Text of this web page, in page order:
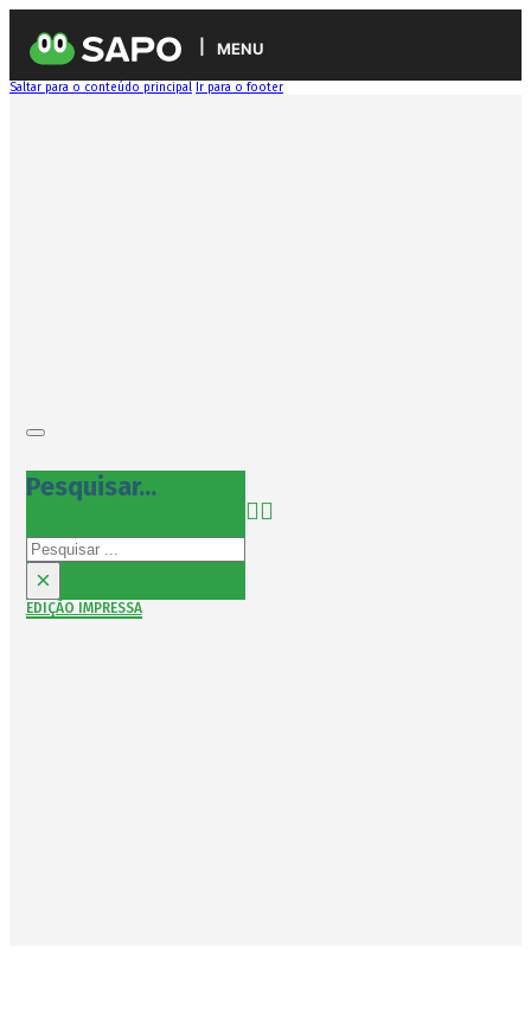
MENU
Saltar para o conteúdo principal Ir para o footer
Pesquisar...
Pesquisar
×
EDIÇÃO IMPRESSA